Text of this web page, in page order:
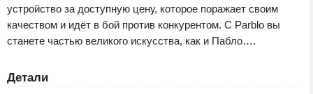
устройство за доступную цену, которое поражает своим
качеством и идёт в бой против конкурентом. С Parblo вы
станете частью великого искусства, как и Пабло….
Детали